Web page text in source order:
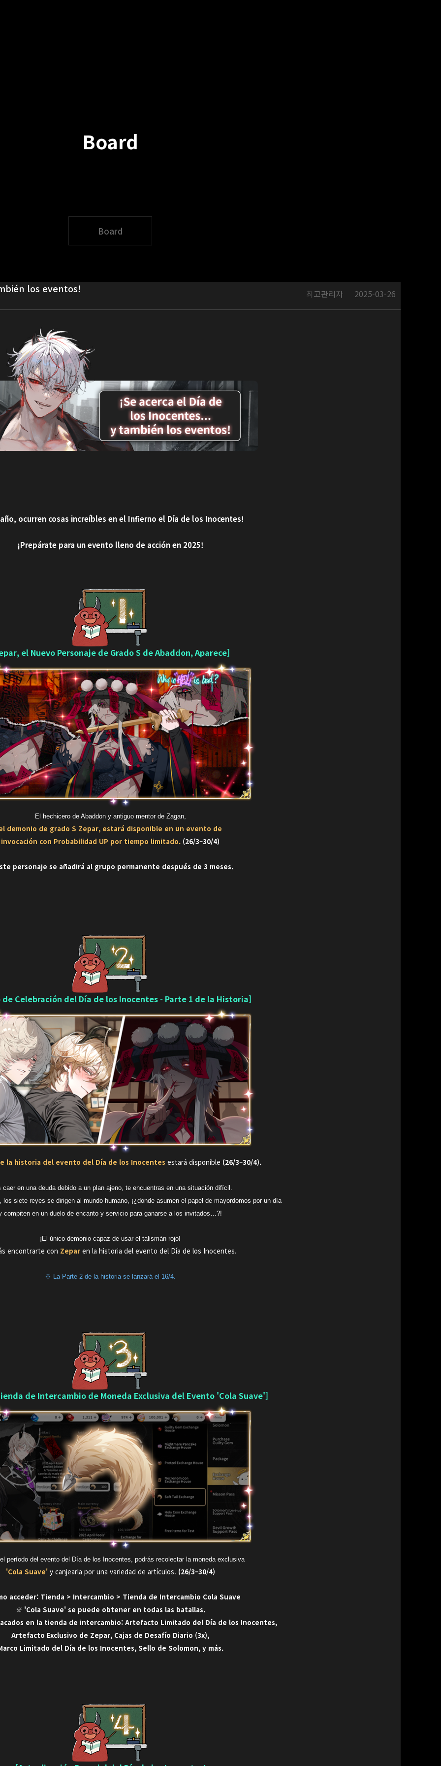
Board
Board
los eventos! 최고관리자 2025-03-26
año, ocurren cosas increíbles en el Infierno el Día de los Inocentes!
¡Prepárate para un evento lleno de acción en 2025!
el Nuevo Personaje de Grado S de Abaddon, Aparece]
El hechicero de Abaddon y antiguo mentor de Zagan,
demonio de grado S Zepar, estará disponible en un evento de
invocación con Probabilidad UP por tiempo limitado. (26/3–30/4)
personaje se añadirá al grupo permanente después de 3 meses.
Celebración del Día de los Inocentes - Parte 1 de la Historia]
la historia del evento del Día de los Inocentes estará disponible (26/3–30/4).
caer en una deuda debido a un plan ajeno, te encuentras en una situación difícil.
los siete reyes se dirigen al mundo humano, ¡¿donde asumen el papel de mayordomos por un día
compiten en un duelo de encanto y servicio para ganarse a los invitados…?!
¡El único demonio capaz de usar el talismán rojo!
encontrarte con Zepar en la historia del evento del Día de los Inocentes.
※ La Parte 2 de la historia se lanzará el 16/4.
de Intercambio de Moneda Exclusiva del Evento 'Cola Suave']
período del evento del Día de los Inocentes, podrás recolectar la moneda exclusiva
'Cola Suave' y canjearla por una variedad de artículos. (26/3–30/4)
acceder: Tienda > Intercambio > Tienda de Intercambio Cola Suave
※ 'Cola Suave' se puede obtener en todas las batallas.
en la tienda de intercambio: Artefacto Limitado del Día de los Inocentes,
Artefacto Exclusivo de Zepar, Cajas de Desafío Diario (3x),
Limitado del Día de los Inocentes, Sello de Solomon, y más.